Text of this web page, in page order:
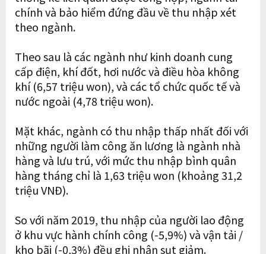
chính và bảo hiểm đứng đầu về thu nhập xét
theo ngành.
Theo sau là các ngành như kinh doanh cung
cấp điện, khí đốt, hơi nước và điều hòa không
khí (6,57 triệu won), và các tổ chức quốc tế và
nước ngoài (4,78 triệu won).
Mặt khác, ngành có thu nhập thấp nhất đối với
những người làm công ăn lương là ngành nhà
hàng và lưu trú, với mức thu nhập bình quân
hàng tháng chỉ là 1,63 triệu won (khoảng 31,2
triệu VNĐ).
So với năm 2019, thu nhập của người lao động
ở khu vực hành chính công (-5,9%) và vận tải /
kho bãi (-0,3%) đều ghi nhận sụt giảm.